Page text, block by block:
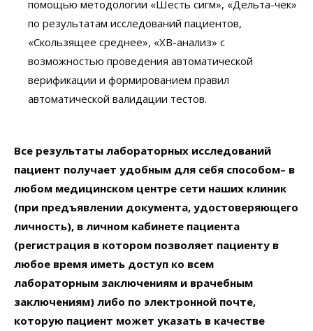
помощью методологии «Шесть сигм», «Дельта-чек»
по результатам исследований пациентов,
«Скользящее среднее», «XB-анализ» с
возможностью проведения автоматической
верификации и формированием правил
автоматической валидации тестов.
Все результаты лабораторных исследований
пациент получает удобным для себя способом– в
любом медицинском центре сети наших клиник
(при предъявлении документа, удостоверяющего
личность), в личном кабинете пациента
(регистрация в котором позволяет пациенту в
любое время иметь доступ ко всем
лабораторным заключениям и врачебным
заключениям) либо по электронной почте,
которую пациент может указать в качестве